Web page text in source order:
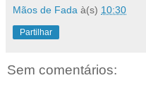
Mãos de Fada à(s) 10:30
Partilhar
Sem comentários: